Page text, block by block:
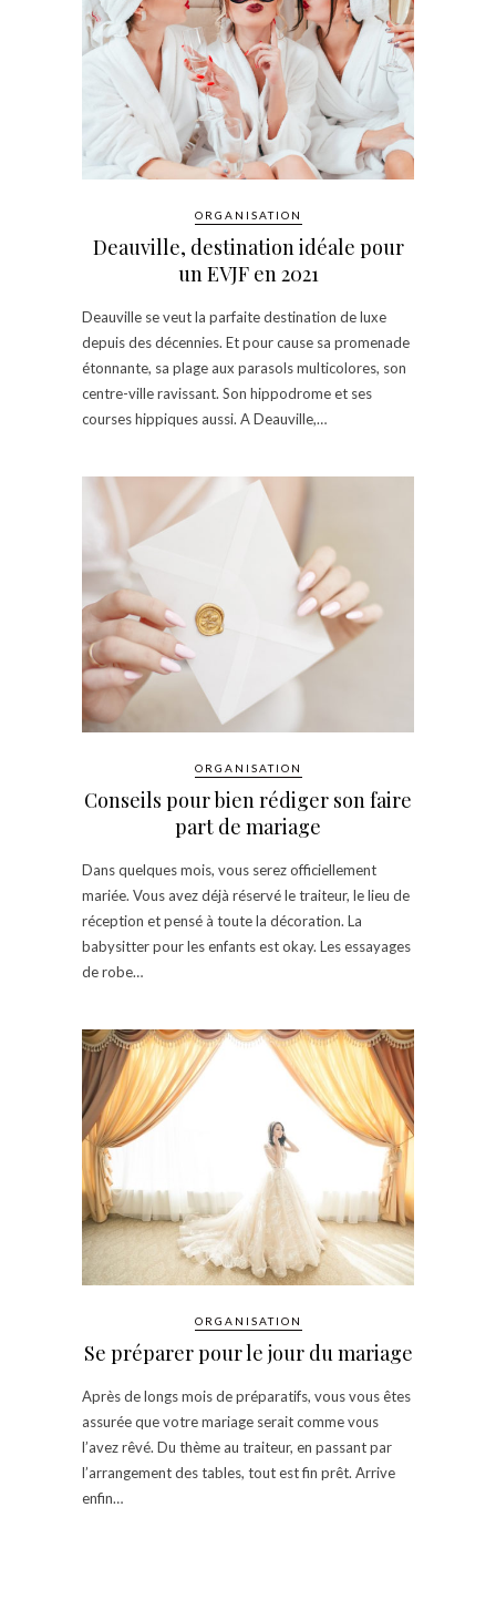
ORGANISATION
Deauville, destination idéale pour
un EVJF en 2021
Deauville se veut la parfaite destination de luxe
depuis des décennies. Et pour cause sa promenade
étonnante, sa plage aux parasols multicolores, son
centre-ville ravissant. Son hippodrome et ses
courses hippiques aussi. A Deauville,…
ORGANISATION
Conseils pour bien rédiger son faire
part de mariage
Dans quelques mois, vous serez officiellement
mariée. Vous avez déjà réservé le traiteur, le lieu de
réception et pensé à toute la décoration. La
babysitter pour les enfants est okay. Les essayages
de robe…
ORGANISATION
Se préparer pour le jour du mariage
Après de longs mois de préparatifs, vous vous êtes
assurée que votre mariage serait comme vous
l’avez rêvé. Du thème au traiteur, en passant par
l’arrangement des tables, tout est fin prêt. Arrive
enfin…